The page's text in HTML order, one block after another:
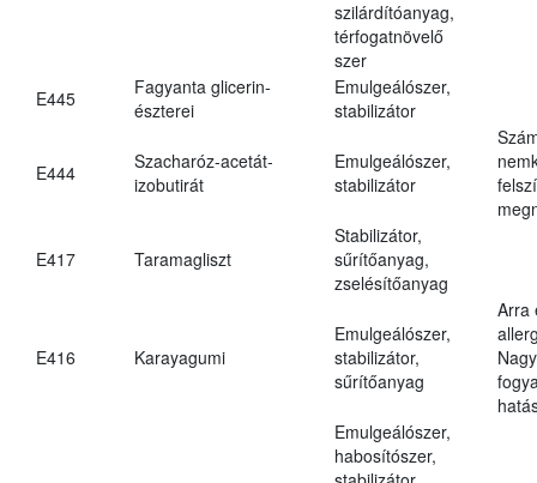
szilárdítóanyag,
térfogatnövelő
szer
E445
Fagyanta glicerin-
észterei
Emulgeálószer,
stabilizátor
E444
Szacharóz-acetát-
izobutirát
Emulgeálószer,
stabilizátor
E417 Taramagliszt
Stabilizátor,
sűrítőanyag,
zselésítőanyag
E416 Karayagumi
Emulgeálószer,
stabilizátor,
sűrítőanyag
Arra
Emulgeálószer,
habosítószer,